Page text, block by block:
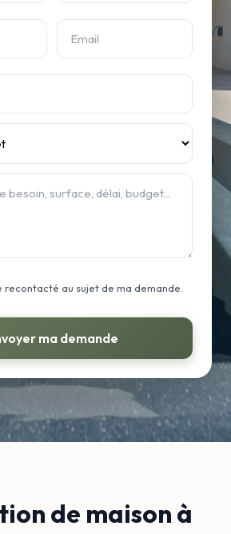
recontacté au sujet de ma demande.
ma demande
de maison à